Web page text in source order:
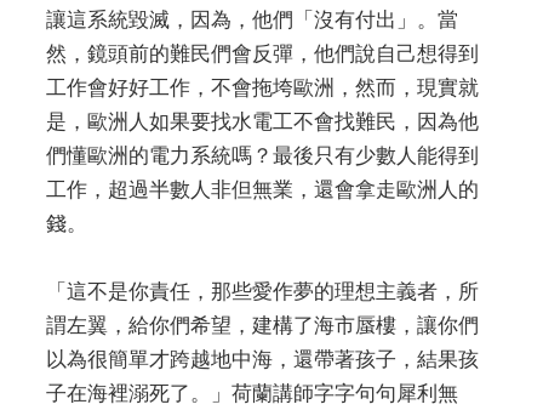
讓這系統毀滅，因為，他們「沒有付出」。當
然，鏡頭前的難民們會反彈，他們說自己想得到
工作會好好工作，不會拖垮歐洲，然而，現實就
是，歐洲人如果要找水電工不會找難民，因為他
們懂歐洲的電力系統嗎？最後只有少數人能得到
工作，超過半數人非但無業，還會拿走歐洲人的
錢。
「這不是你責任，那些愛作夢的理想主義者，所
謂左翼，給你們希望，建構了海市蜃樓，讓你們
以為很簡單才跨越地中海，還帶著孩子，結果孩
子在海裡溺死了。」荷蘭講師字字句句犀利無